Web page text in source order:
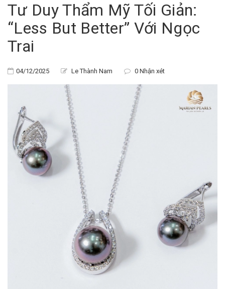
Tư Duy Thẩm Mỹ Tối Giản:
“Less But Better” Với Ngọc
Trai
04/12/2025 Le Thành Nam 0 Nhận xét